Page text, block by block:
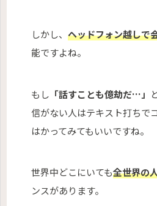
しかし、 ヘッドフォン越しで
能ですよね。
もし 「話すことも億劫だ…」
信がない人はテキスト打ちで
はかってみてもいいですね。
世界中どこにいても全世界の
ンスがあります。